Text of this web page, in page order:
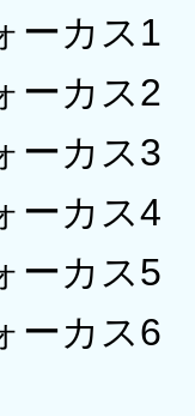
ーカス1
ーカス2
ーカス3
ーカス4
ーカス5
ーカス6